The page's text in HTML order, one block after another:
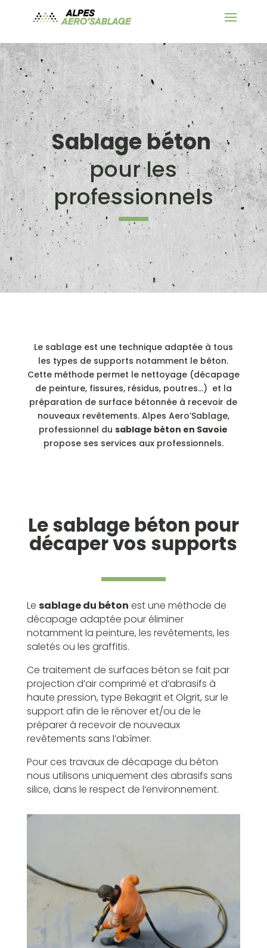
Sablage béton
pour les
professionnels
Le sablage est une technique adaptée à tous
les types de supports notamment le béton.
Cette méthode permet le nettoyage (décapage
de peinture, fissures, résidus, poutres…) et la
préparation de surface bétonnée à recevoir de
nouveaux revêtements. Alpes Aero’Sablage,
professionnel dusablage béton en Savoie
propose ses services aux professionnels.
Lesablage béton pour
décaper vos supports
Le sablage du béton est une méthode de
décapage adaptée pour éliminer
notamment la peinture, les revêtements, les
saletés ou les graffitis.
Ce traitement de surfaces béton se fait par
projection d’air comprimé et d’abrasifs à
haute pression, type Bekagrit et Olgrit, sur le
support afin de le rénover et/ou de le
préparer à recevoir de nouveaux
revêtements sans l’abîmer.
Pour ces travaux de décapage du béton
nous utilisons uniquement des abrasifs sans
silice, dans le respect de l’environnement.